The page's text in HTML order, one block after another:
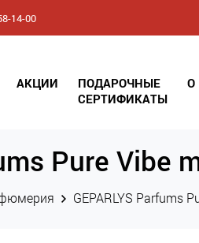
14-00
данных)
АКЦИИ
ПОДАРОЧНЫЕ
СЕРТИФИКАТЫ
О
Pure Vibe
GEPARLYS Parfums